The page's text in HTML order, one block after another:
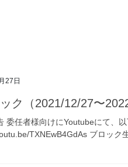
27日
ク（2021/12/27〜
委任者様向けにYoutubeにて、
TXNEwB4GdAs ブロック